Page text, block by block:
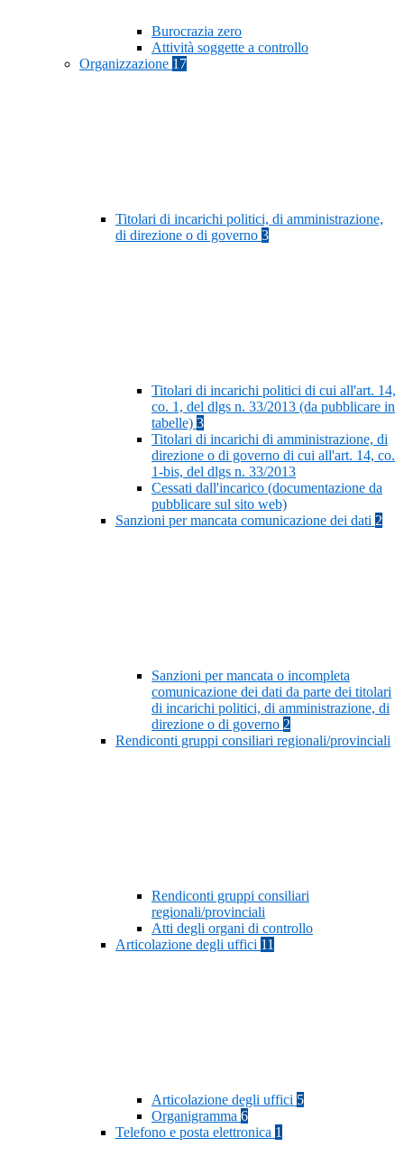
Burocrazia zero
Attività soggette a controllo
Organizzazione 17
Titolari di incarichi politici, di amministrazione,
di direzione o di governo 3
Titolari di incarichi politici di cui all'art. 14,
co. 1, del dlgs n. 33/2013 (da pubblicare in
tabelle) 3
Titolari di incarichi di amministrazione, di
direzione o di governo di cui all'art. 14, co.
1-bis, del dlgs n. 33/2013
Cessati dall'incarico (documentazione da
pubblicare sul sito web)
Sanzioni per mancata comunicazione dei dati 2
Sanzioni per mancata o incompleta
comunicazione dei dati da parte dei titolari
di incarichi politici, di amministrazione, di
direzione o di governo 2
Rendiconti gruppi consiliari regionali/provinciali
Rendiconti gruppi consiliari
regionali/provinciali
Atti degli organi di controllo
Articolazione degli uffici 11
Articolazione degli uffici 5
Organigramma 6
Telefono e posta elettronica 1